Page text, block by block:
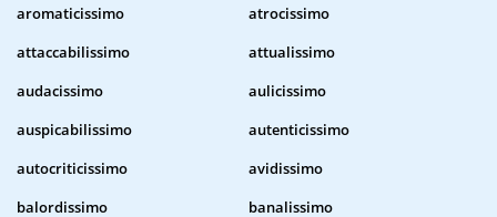
aromaticissimo
atrocissimo
attaccabilissimo
attualissimo
audacissimo
aulicissimo
auspicabilissimo
autenticissimo
autocriticissimo
avidissimo
balordissimo
banalissimo